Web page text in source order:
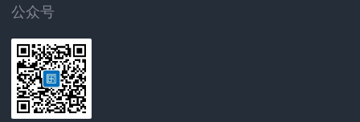
公众号